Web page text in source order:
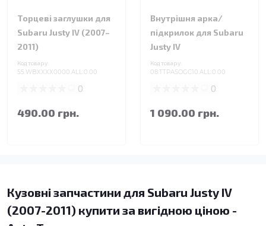
Торцеві заглушки для
Subaru Justy IV (2007–
2011)
Код товару:
55.WBXXXX0000.ALL.0.00
0
490.00 грн.
Внутрішня арка/
підкрилок для Subaru
Justy IV
Код товару:
08.TTPASOGC10.ALL.0.00
0
1 090.00 грн.
Кузовні запчастини для Subaru Justy IV
(2007-2011) купити за вигідною ціною -